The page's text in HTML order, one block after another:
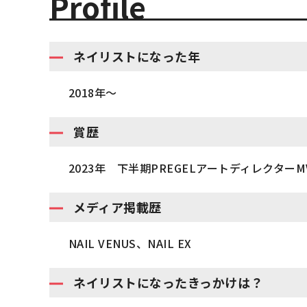
ネイリストになった年
2018年〜
賞歴
2023年 下半期PREGELアートディレクター
メディア掲載歴
NAIL VENUS、NAIL EX
ネイリストになったきっかけは？